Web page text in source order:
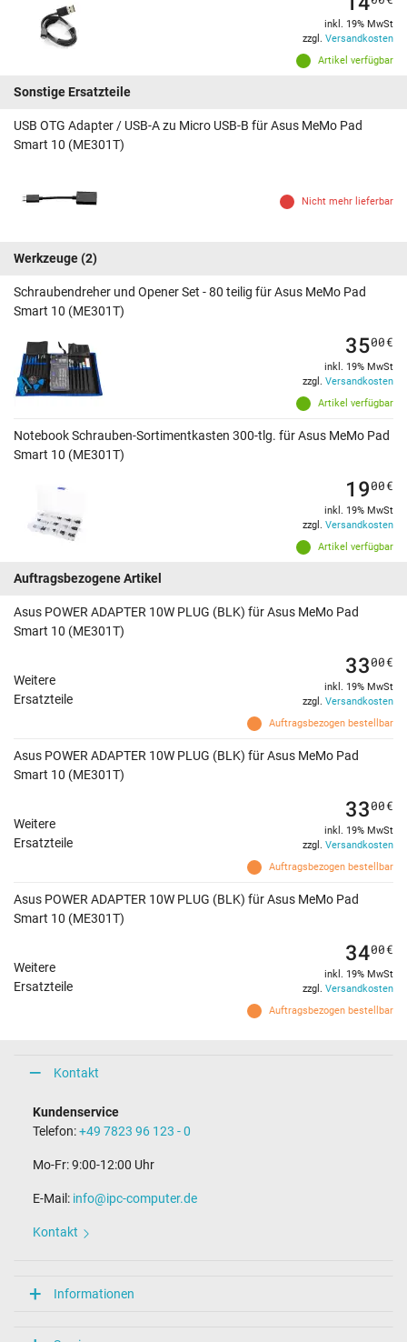
Artikel verfügbar
inkl. 19% MwSt
zzgl. Versandkosten
Sonstige Ersatzteile
USB OTG Adapter / USB-A zu Micro USB-B für Asus MeMo Pad
Smart 10 (ME301T)
Nicht mehr lieferbar
Werkzeuge(2)
Schraubendreher und Opener Set - 80 teilig für Asus MeMo Pad
Smart 10 (ME301T)
Artikel verfügbar
3500€
inkl. 19% MwSt
zzgl. Versandkosten
Notebook Schrauben-Sortimentkasten 300-tlg. für Asus MeMo Pad
Smart 10 (ME301T)
Artikel verfügbar
1900€
inkl. 19% MwSt
zzgl. Versandkosten
Auftragsbezogene Artikel
Asus POWER ADAPTER 10W PLUG (BLK) für Asus MeMo Pad
Smart 10 (ME301T)
Weitere
Ersatzteile
Auftragsbezogen bestellbar
3300€
inkl. 19% MwSt
zzgl. Versandkosten
Asus POWER ADAPTER 10W PLUG (BLK) für Asus MeMo Pad
Smart 10 (ME301T)
Weitere
Ersatzteile
Auftragsbezogen bestellbar
3300€
inkl. 19% MwSt
zzgl. Versandkosten
Asus POWER ADAPTER 10W PLUG (BLK) für Asus MeMo Pad
Smart 10 (ME301T)
Weitere
Ersatzteile
Auftragsbezogen bestellbar
3400€
inkl. 19% MwSt
zzgl. Versandkosten
Kontakt
Kundenservice
Telefon:+49 7823 96 123 - 0
Mo-Fr: 9:00-12:00 Uhr
E-Mail: info@ipc-computer.de
Kontakt
Informationen